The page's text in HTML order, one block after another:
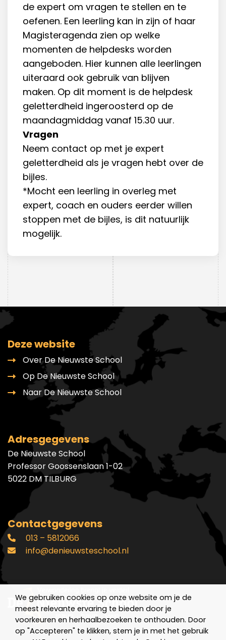
de expert om vragen te stellen en te
oefenen. Een leerling kan in zijn of haar
Magisteragenda zien op welke
momenten de helpdesks worden
aangeboden. Hier kunnen alle leerlingen
uiteraard ook gebruik van blijven
maken. Op dit moment is de helpdesk
geletterdheid ingeroosterd op de
maandagmiddag vanaf 15.30 uur.
Vragen
Neem contact op met je expert
geletterdheid als je vragen hebt over de
bijles.
*Mocht een leerling in overleg met
expert, coach en ouders eerder willen
stoppen met de bijles, is dit natuurlijk
mogelijk.
Deze website
Over De Nieuwste School
Op De Nieuwste School
Naar De Nieuwste School
Adresgegevens
De Nieuwste School
Professor Goossenslaan 1-02
5022 DM TILBURG
Contactgegevens
013 – 5812066
info@denieuwsteschool.nl
We gebruiken cookies op onze website om je de
meest relevante ervaring te bieden door je
voorkeuren en herhaalbezoeken te onthouden. Door
op "Accepteren" te klikken, stem je in met het gebruik